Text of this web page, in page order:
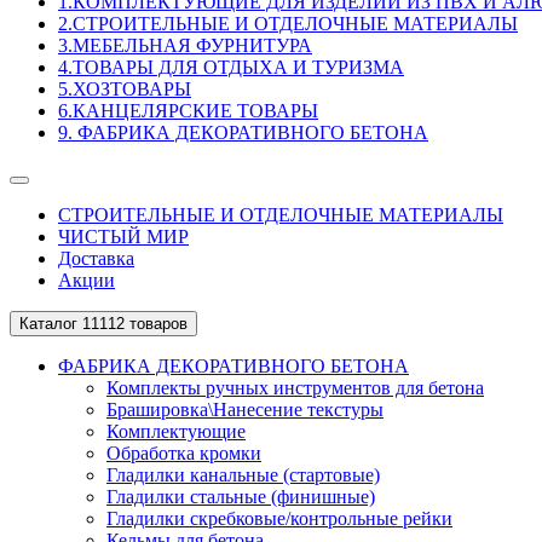
2.СТРОИТЕЛЬНЫЕ И ОТДЕЛОЧНЫЕ МАТЕРИАЛЫ
3.МЕБЕЛЬНАЯ ФУРНИТУРА
4.ТОВАРЫ ДЛЯ ОТДЫХА И ТУРИЗМА
5.ХОЗТОВАРЫ
6.КАНЦЕЛЯРСКИЕ ТОВАРЫ
9. ФАБРИКА ДЕКОРАТИВНОГО БЕТОНА
СТРОИТЕЛЬНЫЕ И ОТДЕЛОЧНЫЕ МАТЕРИАЛЫ
ЧИСТЫЙ МИР
Доставка
Акции
Каталог 11112 товаров
ФАБРИКА ДЕКОРАТИВНОГО БЕТОНА
Комплекты ручных инструментов для бетона
Брашировка\Нанесение текстуры
Комплектующие
Обработка кромки
Гладилки канальные (стартовые)
Гладилки стальные (финишные)
Гладилки скребковые/контрольные рейки